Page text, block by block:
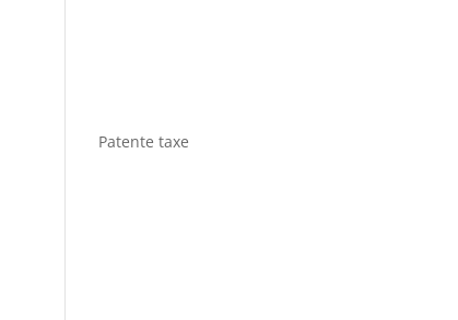
Patente taxe